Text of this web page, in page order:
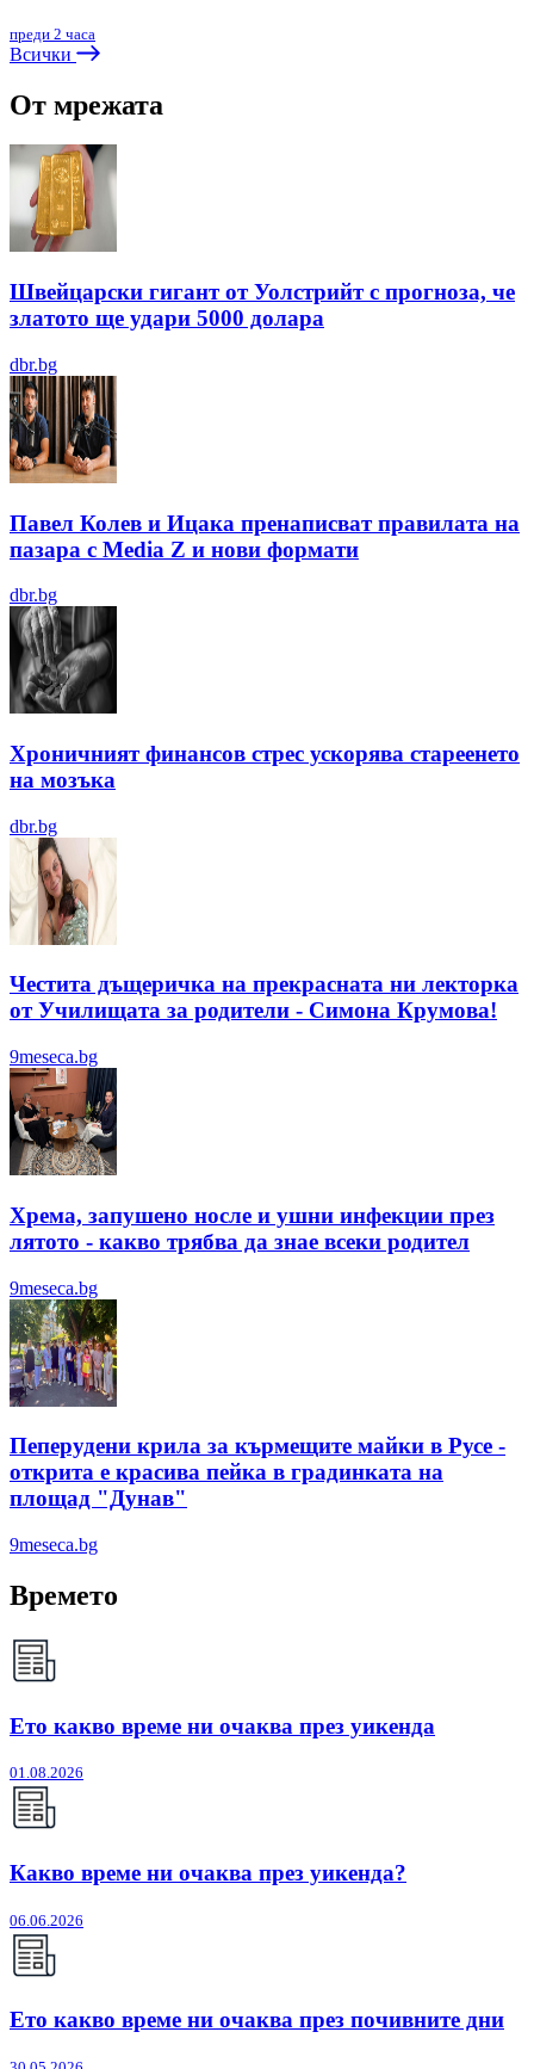
преди 2 часа
Всички
От мрежата
Швейцарски гигант от Уолстрийт с прогноза, че
златото ще удари 5000 долара
dbr.bg
Павел Колев и Ицака пренаписват правилата на
пазара с Media Z и нови формати
dbr.bg
Хроничният финансов стрес ускорява стареенето
на мозъка
dbr.bg
Честита дъщеричка на прекрасната ни лекторка
от Училищата за родители - Симона Крумова!
9meseca.bg
Хрема, запушено носле и ушни инфекции през
лятотo - какво трябва да знае всеки родител
9meseca.bg
Пеперудени крила за кърмещите майки в Русе -
открита е красива пейка в градинката на
площад "Дунав"
9meseca.bg
Времето
Ето какво време ни очаква през уикенда
01.08.2026
Какво време ни очаква през уикенда?
06.06.2026
Ето какво време ни очаква през почивните дни